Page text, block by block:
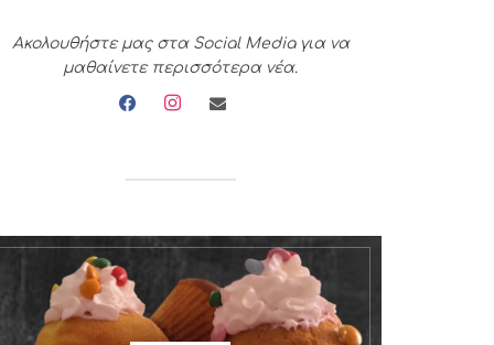
Ακολουθήστε μας στα Social Media για να
μαθαίνετε περισσότερα νέα.
facebookinstagramenvelope